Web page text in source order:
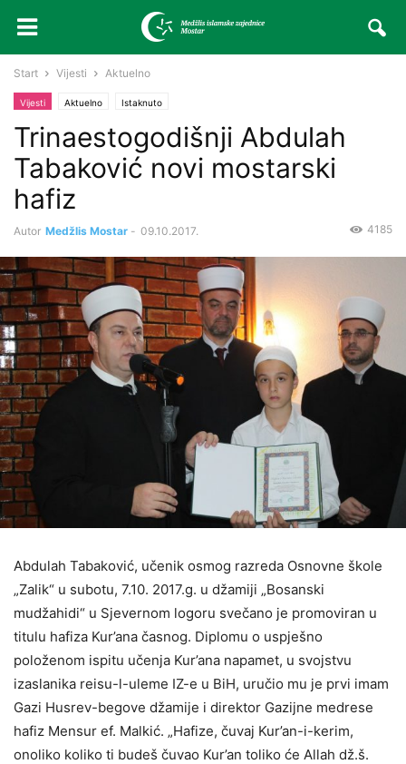
Start Vijesti Aktuelno
Vijesti Aktuelno Istaknuto
Trinaestogodišnji Abdulah
Tabaković novi mostarski
hafiz
Autor Medžlis Mostar - 09.10.2017. 4185
Abdulah Tabaković, učenik osmog razreda Osnovne škole
„Zalik“ u subotu, 7.10. 2017.g. u džamiji „Bosanski
mudžahidi“ u Sjevernom logoru svečano je promoviran u
titulu hafiza Kur’ana časnog. Diplomu o uspješno
položenom ispitu učenja Kur’ana napamet, u svojstvu
izaslanika reisu-l-uleme IZ-e u BiH, uručio mu je prvi imam
Gazi Husrev-begove džamije i direktor Gazijne medrese
hafiz Mensur ef. Malkić. „Hafize, čuvaj Kur’an-i-kerim,
onoliko koliko ti budeš čuvao Kur’an toliko će Allah dž.š.